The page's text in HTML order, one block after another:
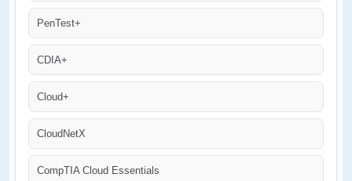
PenTest+
CDIA+
Cloud+
CloudNetX
CompTIA Cloud Essentials